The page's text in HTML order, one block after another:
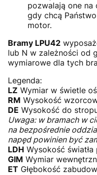
pozwalają one na
gdy chcą
motor.
Bramy LPU42
lub N w zależności od
wymiarowe dla tych
Legenda:
LZ Wymiar w świetle
RM Wysokość
DE Wysokość do
Uwaga: w bramach w
na bezpośrednie
napęd powinien być
LDH Wysokość światła
GIM Wymiar
ET Głębokość